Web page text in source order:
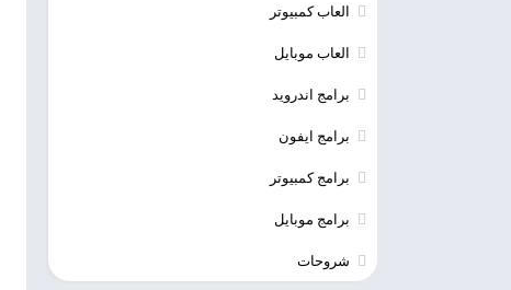
العاب كمبيوتر
العاب موبايل
برامج اندرويد
برامج ايفون
برامج كمبيوتر
برامج موبايل
شروحات